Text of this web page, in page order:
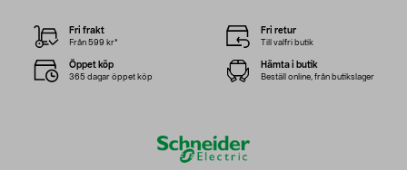
Fri frakt
Från 599 kr*
Fri retur
Till valfri butik
Öppet köp
365 dagar öppet köp
Hämta i butik
Beställ online, från butikslager